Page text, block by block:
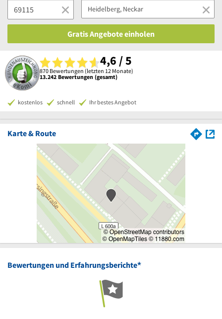
Gratis Angebote einholen
4,6 / 5
870 Bewertungen (letzten 12 Monate)
13.242 Bewertungen (gesamt)
kostenlos schnell Ihr bestes Angebot
Karte & Route
Bewertungen und Erfahrungsberichte*